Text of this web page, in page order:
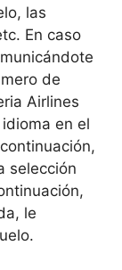
las
En caso
de
Airlines
en el
selección
le